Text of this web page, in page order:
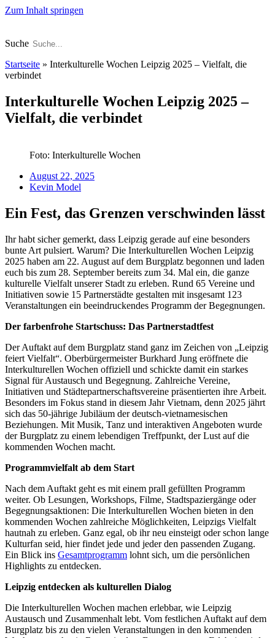
Zum Inhalt springen
Suche
Startseite » Interkulturelle Wochen Leipzig 2025 – Vielfalt, die
verbindet
Interkulturelle Wochen Leipzig 2025 –
Vielfalt, die verbindet
Foto: Interkulturelle Wochen
August 22, 2025
Kevin Model
Ein Fest, das Grenzen verschwinden lässt
Ihr habt sicher gemerkt, dass Leipzig gerade auf eine besonders
bunte Art pulsiert. Warum? Die Interkulturellen Wochen Leipzig
2025 haben am 22. August auf dem Burgplatz begonnen und laden
euch bis zum 28. September bereits zum 34. Mal ein, die ganze
kulturelle Vielfalt unserer Stadt zu erleben. Rund 65 Vereine und
Initiativen sowie 15 Partnerstädte gestalten mit insgesamt 123
Veranstaltungen ein beeindruckendes Programm der Begegnungen.
Der farbenfrohe Startschuss: Das Partnerstadtfest
Der Auftakt auf dem Burgplatz stand ganz im Zeichen von „Leipzig
feiert Vielfalt“. Oberbürgermeister Burkhard Jung eröffnete die
Interkulturellen Wochen offiziell und schickte damit ein starkes
Signal für Austausch und Begegnung. Zahlreiche Vereine,
Initiativen und Städtepartnerschaftsvereine präsentierten ihre Arbeit.
Besonders im Fokus stand in diesem Jahr Vietnam, denn 2025 jährt
sich das 50-jährige Jubiläum der deutsch-vietnamesischen
Beziehungen. Mit Musik, Tanz und interaktiven Angeboten wurde
der Burgplatz zu einem lebendigen Treffpunkt, der Lust auf die
kommenden Wochen macht.
Programmvielfalt ab dem Start
Nach dem Auftakt geht es mit einem prall gefüllten Programm
weiter. Ob Lesungen, Workshops, Filme, Stadtspaziergänge oder
Begegnungsaktionen: Die Interkulturellen Wochen bieten in den
kommenden Wochen zahlreiche Möglichkeiten, Leipzigs Vielfalt
hautnah zu erleben. Ganz egal, ob ihr neu einsteigt oder schon lange
Kulturfan seid, hier findet jede und jeder den passenden Zugang.
Ein Blick ins Gesamtprogramm lohnt sich, um die persönlichen
Highlights zu entdecken.
Leipzig entdecken als kulturellen Dialog
Die Interkulturellen Wochen machen erlebbar, wie Leipzig
Austausch und Zusammenhalt lebt. Vom festlichen Auftakt auf dem
Burgplatz bis zu den vielen Veranstaltungen in den kommenden